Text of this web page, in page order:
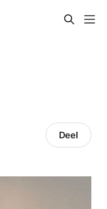
Deel